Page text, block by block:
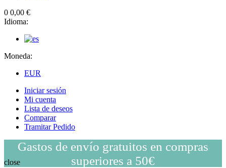
0 0,00 €
Idioma:
Moneda:
EUR
Iniciar sesión
Mi cuenta
Lista de deseos
Comparar
Tramitar Pedido
Gastos de envío gratuitos en compras
superiores a 50€
close